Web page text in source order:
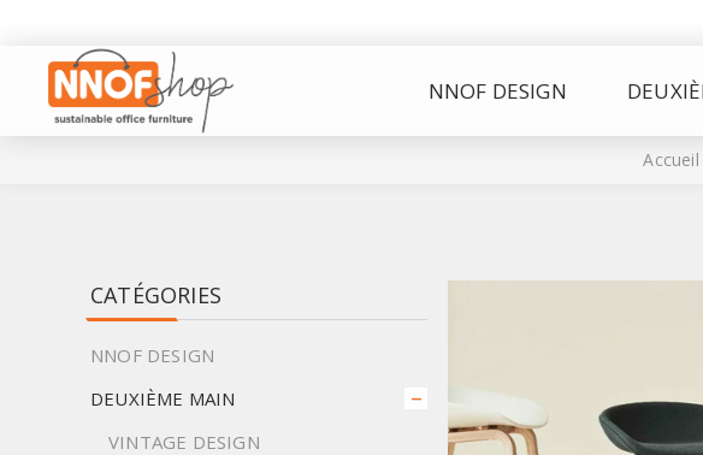
NNOF DESIGN
Accueil
CATÉGORIES
NNOF DESIGN
DEUXIÈME MAIN
VINTAGE DESIGN